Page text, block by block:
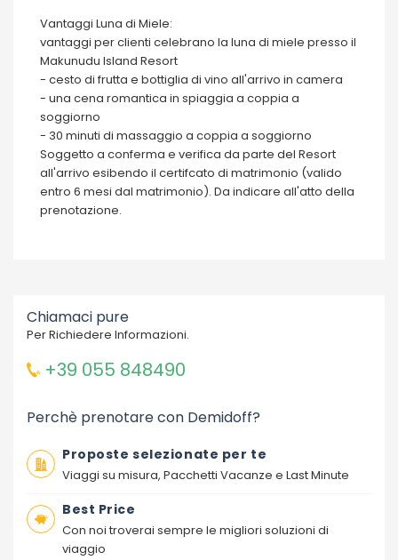
Vantaggi Luna di Miele:
vantaggi per clienti celebrano la luna di miele presso il
Makunudu Island Resort
- cesto di frutta e bottiglia di vino all'arrivo in camera
- una cena romantica in spiaggia a coppia a
soggiorno
- 30 minuti di massaggio a coppia a soggiorno
Soggetto a conferma e verifica da parte del Resort
all'arrivo esibendo il certifcato di matrimonio (valido
entro 6 mesi dal matrimonio). Da indicare all'atto della
prenotazione.
Chiamaci pure
Per Richiedere Informazioni.
+39 055 848490
Perchè prenotare con Demidoff?
Proposte selezionate per te
Viaggi su misura, Pacchetti Vacanze e Last Minute
Best Price
Con noi troverai sempre le migliori soluzioni di
viaggio